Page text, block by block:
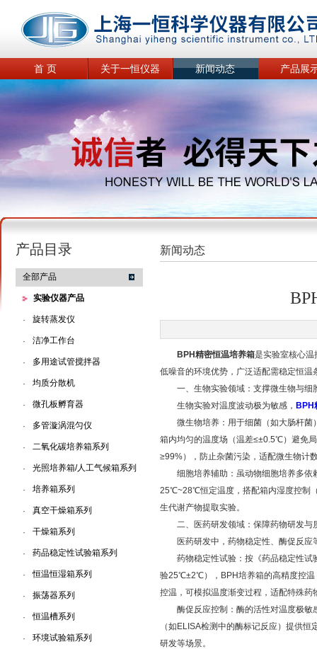
首 页 关于一恒仪器 新闻动态 产品展
产品目录
全部产品
实验仪器产品
· 旋转蒸发仪
· 洁净工作台
· 多用途试管搅拌器
· 均质分散机
· 微孔板孵育器
· 多管漩涡混匀仪
· 二氧化碳培养箱系列
· 光照培养箱/人工气候箱系列
· 培养箱系列
· 真空干燥箱系列
· 干燥箱系列
· 药品稳定性试验箱系列
· 恒温恒湿箱系列
· 振荡器系列
· 恒温槽系列
· 环境试验箱系列
新闻动态
BPH精密恒温培养箱是实验室核心
低噪音的环境优势，广泛适配需稳定恒
一、生物实验领域：支撑微生物与细
生物实验对温度波动极为敏感， BPH
微生物培养：用于细菌（如大肠杆菌
箱内均匀的温度场（温差≤±0.5℃）避免
≥99%），防止杂菌污染，适配微生物计
细胞培养辅助：虽动物细胞培养多依
25℃~28℃恒定温度，搭配箱内湿度控制
生代谢产物提取实验。
二、医药研发领域：保障药物研发与
医药研发中，药物稳定性、酶促反应
药物稳定性试验：按《药品稳定性试
验25℃±2℃），BPH培养箱的高精度控温
控温，可模拟温度渐变过程，适配特殊药
酶促反应控制：酶的活性对温度极敏
（如ELISA检测中的酶标记反应）提供
研发等场景。